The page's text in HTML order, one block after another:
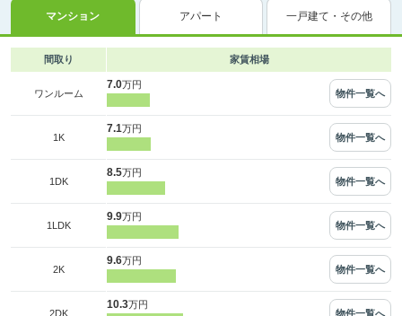
マンション アパート 一戸建て・その他
間取り 家賃相場
ワンルーム
7.0万円
物件一覧へ
1K
7.1万円
物件一覧へ
1DK
8.5万円
物件一覧へ
1LDK
9.9万円
物件一覧へ
2K
9.6万円
物件一覧へ
2DK
10.3万円
物件一覧へ